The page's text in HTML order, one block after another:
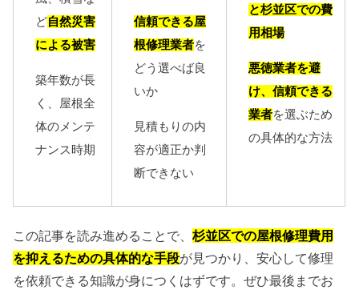
ど自然災害
による被害
築年数が長
く、屋根全
体のメンテ
ナンス時期
信頼できる屋
根修理業者を
どう選べば良
いか
見積もりの内
容が適正か判
断できない
と杉並区での費
用相場
悪徳業者を避
け、信頼できる
業者を選ぶため
の具体的な方法
この記事を読み進めることで、杉並区での屋根修理費用
を抑えるための具体的な手段が見つかり、安心して修理
を依頼できる知識が身につくはずです。ぜひ最後までお